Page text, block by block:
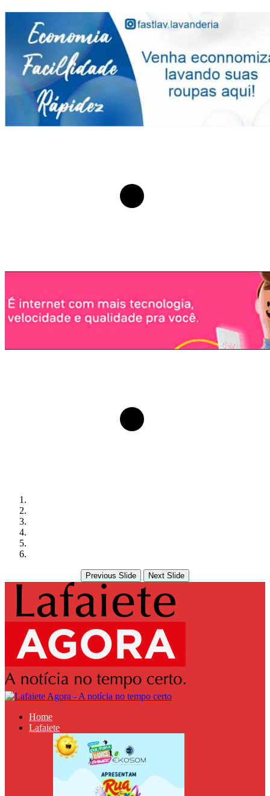
Previous Slide Next Slide
Home
Lafaiete